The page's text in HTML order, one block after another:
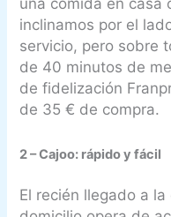
inclinamos por el
servicio, pero sobre
de 40 minutos de
de fidelización
de 35 € de compra.
2 – Cajoo: rápido y fácil
El recién llegado a